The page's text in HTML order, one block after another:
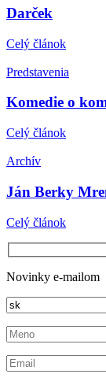
Darček
Celý článok
Predstavenia
Komedie o
Celý článok
Archív
Ján Berky
Celý článok
Novinky e-mailom